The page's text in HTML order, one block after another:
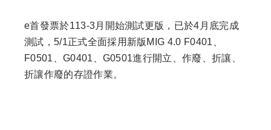
e首發票於113-3月開始測試更版，已於4月底完成
測試，5/1正式全面採用新版MIG 4.0 F0401、
F0501、G0401、G0501進行開立、作廢、折讓、
折讓作廢的存證作業。